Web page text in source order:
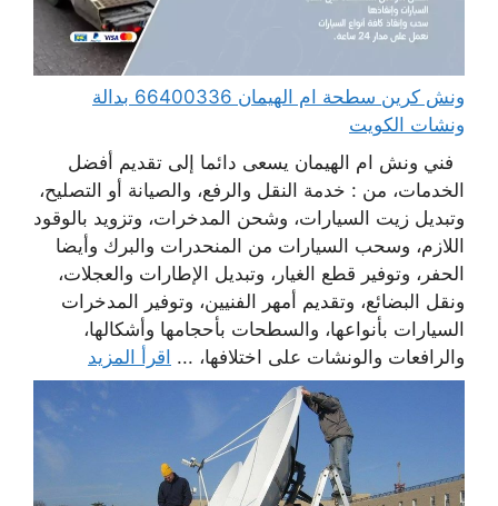
ونش كرين سطحة ام الهيمان 66400336 بدالة
ونشات الكويت
فني ونش ام الهيمان يسعى دائما إلى تقديم أفضل
الخدمات، من : خدمة النقل والرفع، والصيانة أو التصليح،
وتبديل زيت السيارات، وشحن المدخرات، وتزويد بالوقود
اللازم، وسحب السيارات من المنحدرات والبرك وأيضا
الحفر، وتوفير قطع الغيار، وتبديل الإطارات والعجلات،
ونقل البضائع، وتقديم أمهر الفنيين، وتوفير المدخرات
السيارات بأنواعها، والسطحات بأحجامها وأشكالها،
والرافعات والونشات على اختلافها، ... اقرأ المزيد